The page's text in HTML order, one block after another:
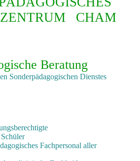
CHAM
Beratung
Sonderpädagogischen Dienstes
Fachpersonal aller